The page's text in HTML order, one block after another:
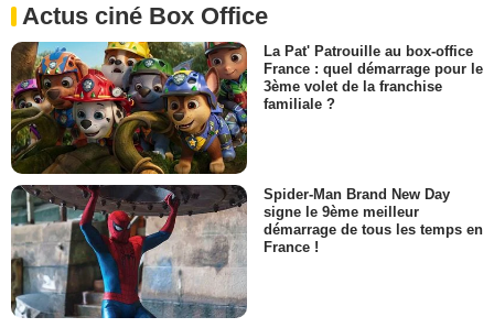
Actus ciné Box Office
La Pat' Patrouille au box-office
France : quel démarrage pour le
3ème volet de la franchise
familiale ?
Spider-Man Brand New Day
signe le 9ème meilleur
démarrage de tous les temps en
France !